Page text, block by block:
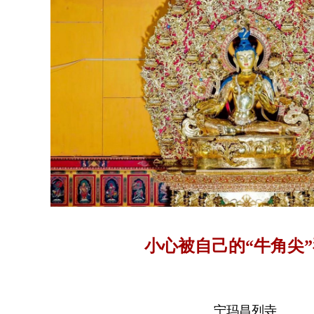
小心被自己的“牛角尖
宁玛昌列寺